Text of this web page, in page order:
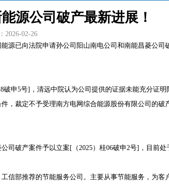
源公司破产最新进展！
2026-02-26
源已向法院申请孙公司阳山南电公司和南能昌菱公司
申5号]，清远中院认为公司提供的证据未能充分证明
，裁定不予受理南方电网综合能源股份有限公司的破
司破产案件予以立案[（2025）桂06破申2号]，目前处
信部推荐的节能服务公司。主要从事节能服务，为客